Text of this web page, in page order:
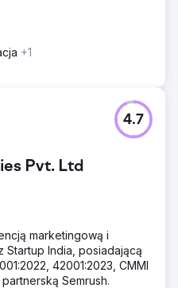
+1
Pvt. Ltd
4.7
marketingową i
India, posiadającą
42001:2023, CMMI
Semrush.